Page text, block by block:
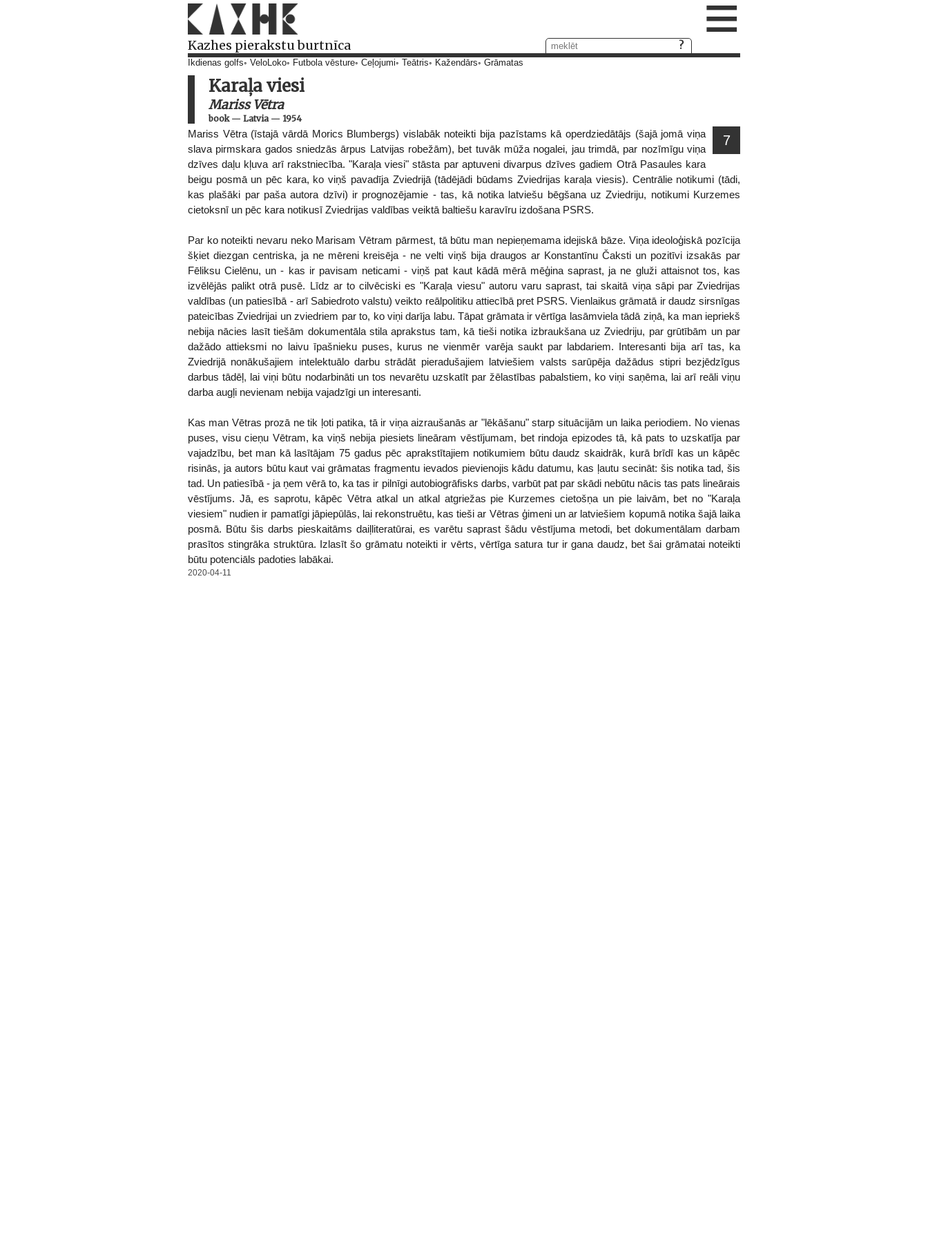
Kazhes pierakstu burtnīca ≡
Ikdienas golfs VeloLoko Futbola vēsture Ceļojumi Teātris Kažendārs Grāmatas
Karaļa viesi
Mariss Vētra
book— Latvia— 1954
7
Mariss Vētra (īstajā vārdā Morics Blumbergs) vislabāk noteikti bija pazīstams kā operdziedātājs (šajā jomā viņa
slava pirmskara gados sniedzās ārpus Latvijas robežām), bet tuvāk mūža nogalei, jau trimdā, par nozīmīgu viņa
dzīves daļu kļuva arī rakstniecība. "Karaļa viesi" stāsta par aptuveni divarpus dzīves gadiem Otrā Pasaules kara
beigu posmā un pēc kara, ko viņš pavadīja Zviedrijā (tādējādi būdams Zviedrijas karaļa viesis). Centrālie notikumi (tādi,
kas plašāki par paša autora dzīvi) ir prognozējamie - tas, kā notika latviešu bēgšana uz Zviedriju, notikumi Kurzemes
cietoksnī un pēc kara notikusī Zviedrijas valdības veiktā baltiešu karavīru izdošana PSRS.
Par ko noteikti nevaru neko Marisam Vētram pārmest, tā būtu man nepieņemama idejiskā bāze. Viņa ideoloģiskā pozīcija
šķiet diezgan centriska, ja ne mēreni kreisēja - ne velti viņš bija draugos ar Konstantīnu Čaksti un pozitīvi izsakās par
Fēliksu Cielēnu, un - kas ir pavisam neticami - viņš pat kaut kādā mērā mēģina saprast, ja ne gluži attaisnot tos, kas
izvēlējās palikt otrā pusē. Līdz ar to cilvēciski es "Karaļa viesu" autoru varu saprast, tai skaitā viņa sāpi par Zviedrijas
valdības (un patiesībā - arī Sabiedroto valstu) veikto reālpolitiku attiecībā pret PSRS. Vienlaikus grāmatā ir daudz sirsnīgas
pateicības Zviedrijai un zviedriem par to, ko viņi darīja labu. Tāpat grāmata ir vērtīga lasāmviela tādā ziņā, ka man iepriekš
nebija nācies lasīt tiešām dokumentāla stila aprakstus tam, kā tieši notika izbraukšana uz Zviedriju, par grūtībām un par
dažādo attieksmi no laivu īpašnieku puses, kurus ne vienmēr varēja saukt par labdariem. Interesanti bija arī tas, ka
Zviedrijā nonākušajiem intelektuālo darbu strādāt pieradušajiem latviešiem valsts sarūpēja dažādus stipri bezjēdzīgus
darbus tādēļ, lai viņi būtu nodarbināti un tos nevarētu uzskatīt par žēlastības pabalstiem, ko viņi saņēma, lai arī reāli viņu
darba augļi nevienam nebija vajadzīgi un interesanti.
Kas man Vētras prozā ne tik ļoti patika, tā ir viņa aizraušanās ar "lēkāšanu" starp situācijām un laika periodiem. No vienas
puses, visu cieņu Vētram, ka viņš nebija piesiets lineāram vēstījumam, bet rindoja epizodes tā, kā pats to uzskatīja par
vajadzību, bet man kā lasītājam 75 gadus pēc aprakstītajiem notikumiem būtu daudz skaidrāk, kurā brīdī kas un kāpēc
risinās, ja autors būtu kaut vai grāmatas fragmentu ievados pievienojis kādu datumu, kas ļautu secināt: šis notika tad, šis
tad. Un patiesībā - ja ņem vērā to, ka tas ir pilnīgi autobiogrāfisks darbs, varbūt pat par skādi nebūtu nācis tas pats lineārais
vēstījums. Jā, es saprotu, kāpēc Vētra atkal un atkal atgriežas pie Kurzemes cietošņa un pie laivām, bet no "Karaļa
viesiem" nudien ir pamatīgi jāpiepūlās, lai rekonstruētu, kas tieši ar Vētras ģimeni un ar latviešiem kopumā notika šajā laika
posmā. Būtu šis darbs pieskaitāms daiļliteratūrai, es varētu saprast šādu vēstījuma metodi, bet dokumentālam darbam
prasītos stingrāka struktūra. Izlasīt šo grāmatu noteikti ir vērts, vērtīga satura tur ir gana daudz, bet šai grāmatai noteikti
būtu potenciāls padoties labākai.
2020-04-11